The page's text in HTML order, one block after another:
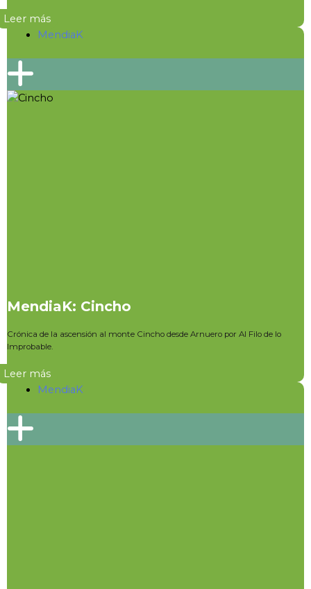
Leer más
MendiaK
MendiaK: Cincho
Crónica de la ascensión al monte Cincho desde Arnuero por Al Filo de lo
Improbable.
Leer más
MendiaK